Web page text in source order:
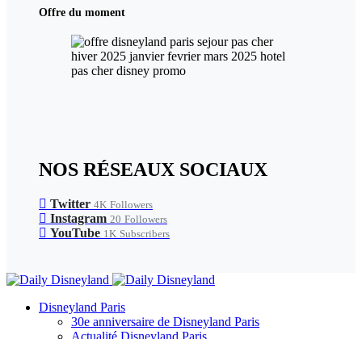
Offre du moment
NOS RÉSEAUX SOCIAUX
Twitter 4K Followers
Instagram 20 Followers
YouTube 1K Subscribers
Disneyland Paris
30e anniversaire de Disneyland Paris
Actualité Disneyland Paris